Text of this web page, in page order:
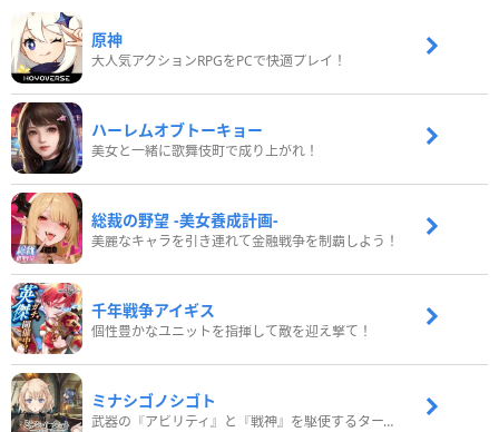
原神
大人気アクションRPGをPCで快適プレイ！
ハーレムオブトーキョー
美女と一緒に歌舞伎町で成り上がれ！
総裁の野望 -美女養成計画-
美麗なキャラを引き連れて金融戦争を制覇しよう！
千年戦争アイギス
個性豊かなユニットを指揮して敵を迎え撃て！
ミナシゴノシゴト
武器の『アビリティ』と『戦神』を駆使するターン制コマンドバトルRPG！